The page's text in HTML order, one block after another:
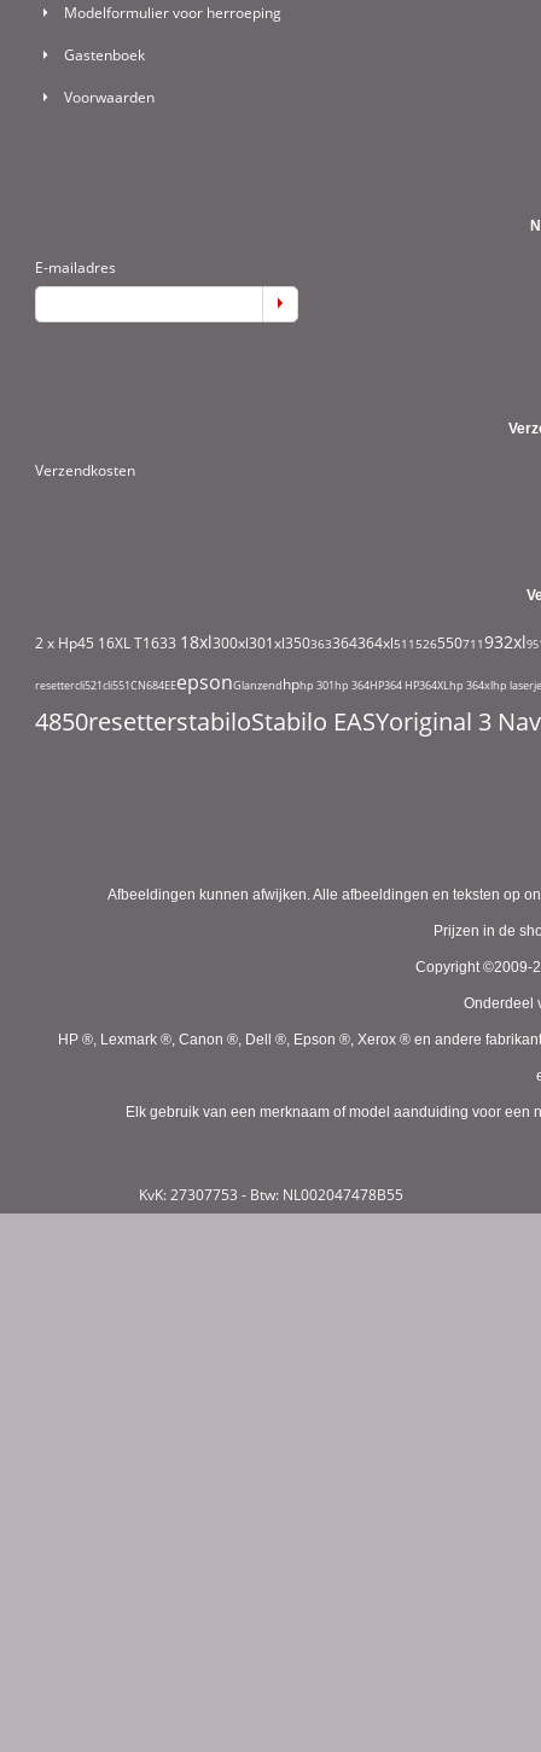
Modelformulier voor herroeping
Gastenboek
Voorwaarden
E-mailadres
Verzendkosten
2 x Hp45 16XL T1633 18xl300xl301xl350363364364xl511 526550711932xl
resettercli521cli551CN684EEepsonGlanzendhphp 301hp 364HP364 HP364XLhp 364xlhp
4850resetterstabiloStabilo EASYoriginal 3
Afbeeldingen kunnen afwijken. Alle afbeeldingen en teksten op
Prijzen in de
Copyright ©2009-
Onderdeel
HP ®, Lexmark ®, Canon ®, Dell ®, Epson ®, Xerox ® en andere
Elk gebruik van een merknaam of model aanduiding voor
KvK: 27307753 - Btw: NL002047478B55